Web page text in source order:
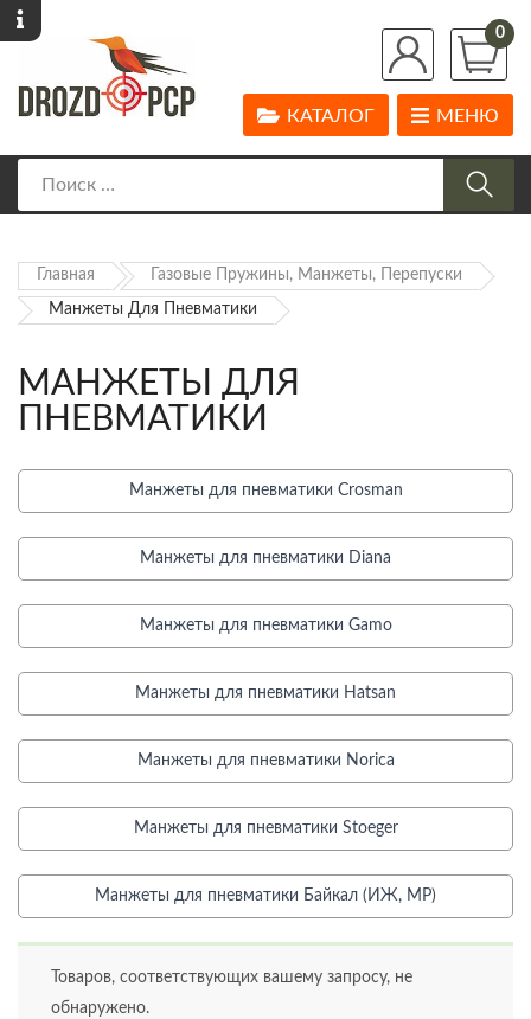
0
МЕНЮ
КАТАЛОГ
Главная Газовые Пружины, Манжеты, Перепуски
Манжеты Для Пневматики
МАНЖЕТЫ ДЛЯ
ПНЕВМАТИКИ
Манжеты для пневматики Crosman
Манжеты для пневматики Diana
Манжеты для пневматики Gamo
Манжеты для пневматики Hatsan
Манжеты для пневматики Norica
Манжеты для пневматики Stoeger
Манжеты для пневматики Байкал (ИЖ, МР)
Товаров, соответствующих вашему запросу, не
обнаружено.